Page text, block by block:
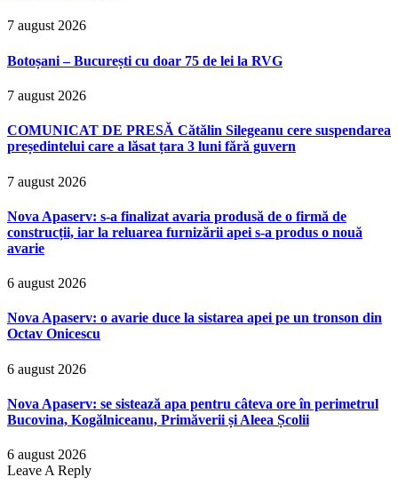
7 august 2026
Botoșani – București cu doar 75 de lei la RVG
7 august 2026
COMUNICAT DE PRESĂ Cătălin Silegeanu cere suspendarea
președintelui care a lăsat țara 3 luni fără guvern
7 august 2026
Nova Apaserv: s-a finalizat avaria produsă de o firmă de
construcții, iar la reluarea furnizării apei s-a produs o nouă
avarie
6 august 2026
Nova Apaserv: o avarie duce la sistarea apei pe un tronson din
Octav Onicescu
6 august 2026
Nova Apaserv: se sistează apa pentru câteva ore în perimetrul
Bucovina, Kogălniceanu, Primăverii și Aleea Școlii
6 august 2026
Leave A Reply